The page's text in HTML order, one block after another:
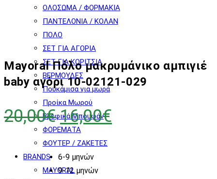
ΟΛΟΣΩΜΑ / ΦΟΡΜΑΚΙΑ
ΠΑΝΤΕΛΟΝΙΑ / ΚΟΛΑΝ
ΠΟΛΟ
ΣΕΤ ΓΙΑ ΑΓΟΡΙΑ
ΣΕΤ ΓΙΑ ΚΟΡΙΤΣΙΑ
ΒΕΡΜΟΥΔΕΣ
Πουκάμισα για μωρά
Προίκα Μωρού
Βρεφικά Μπουφάν
ΦΟΡΕΜΑΤΑ
ΦΟΥΤΕΡ / ΖΑΚΕΤΕΣ
BRANDS
MAYORAL
Mayoral Πόλο μακρυμάνικο αμπιγιέ
baby αγόρι 10-02121-029
20,00€Original
price
was:
20,00€.
16,00€
6-9 μηνών
9-12 μηνών